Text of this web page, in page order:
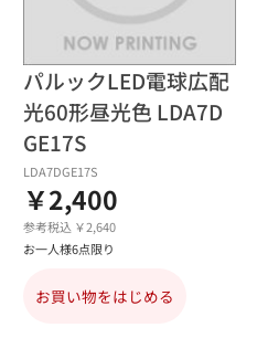
パルックLED電球広配
光60形昼光色 LDA7D
GE17S
LDA7DGE17S
￥2,400
参考税込 ￥2,640
お一人様6点限り
お買い物をはじめる